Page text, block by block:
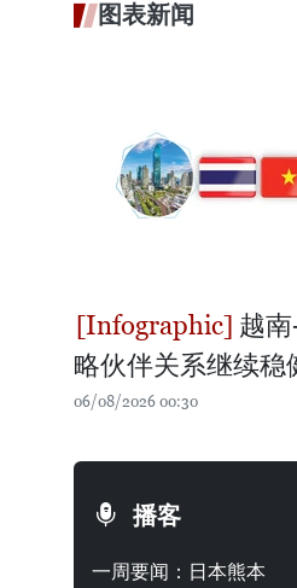
图表新闻
越
略伙伴关系继续稳
06/08/2026 00:30
播客
一周要闻：日本熊本